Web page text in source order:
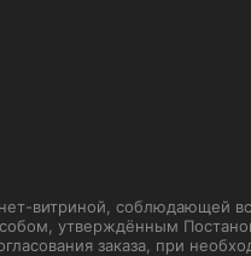
витриной, соблюдающей
утверждённым
заказа, при